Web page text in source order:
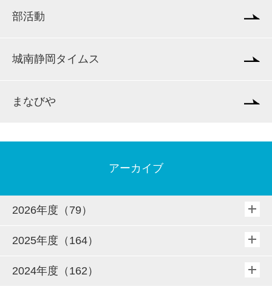
部活動
城南静岡タイムス
まなびや
アーカイブ
2026年度（79）
2025年度（164）
2024年度（162）